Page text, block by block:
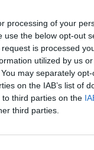
processing of your
use the below opt-out
is processed
utilized by us
may separately
on the IAB’s list of
third parties on the
third parties.
η
12 λίτρα